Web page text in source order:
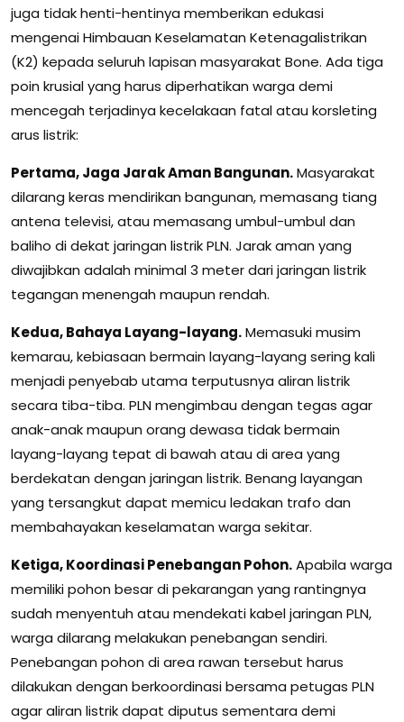
juga tidak henti-hentinya memberikan edukasi
mengenai Himbauan Keselamatan Ketenagalistrikan
(K2) kepada seluruh lapisan masyarakat Bone. Ada tiga
poin krusial yang harus diperhatikan warga demi
mencegah terjadinya kecelakaan fatal atau korsleting
arus listrik:
Pertama, Jaga Jarak Aman Bangunan.Masyarakat
dilarang keras mendirikan bangunan, memasang tiang
antena televisi, atau memasang umbul-umbul dan
baliho di dekat jaringan listrik PLN. Jarak aman yang
diwajibkan adalah minimal 3 meter dari jaringan listrik
tegangan menengah maupun rendah.
Kedua, Bahaya Layang-layang.Memasuki musim
kemarau, kebiasaan bermain layang-layang sering kali
menjadi penyebab utama terputusnya aliran listrik
secara tiba-tiba. PLN mengimbau dengan tegas agar
anak-anak maupun orang dewasa tidak bermain
layang-layang tepat di bawah atau di area yang
berdekatan dengan jaringan listrik. Benang layangan
yang tersangkut dapat memicu ledakan trafo dan
membahayakan keselamatan warga sekitar.
Ketiga, Koordinasi Penebangan Pohon.Apabila warga
memiliki pohon besar di pekarangan yang rantingnya
sudah menyentuh atau mendekati kabel jaringan PLN,
warga dilarang melakukan penebangan sendiri.
Penebangan pohon di area rawan tersebut harus
dilakukan dengan berkoordinasi bersama petugas PLN
agar aliran listrik dapat diputus sementara demi